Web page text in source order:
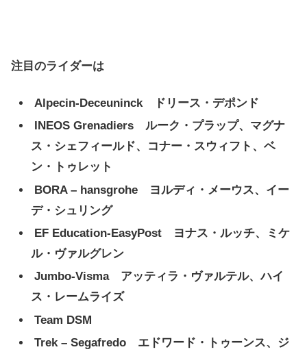
注目のライダーは
Alpecin-Deceuninck ドリース・デポンド
INEOS Grenadiers ルーク・プラップ、マグナ
ス・シェフィールド、コナー・スウィフト、ベ
ン・トゥレット
BORA – hansgrohe ヨルディ・メーウス、イー
デ・シュリング
EF Education-EasyPost ヨナス・ルッチ、ミケ
ル・ヴァルグレン
Jumbo-Visma アッティラ・ヴァルテル、ハイ
ス・レームライズ
Team DSM
Trek – Segafredo エドワード・トゥーンス、ジ